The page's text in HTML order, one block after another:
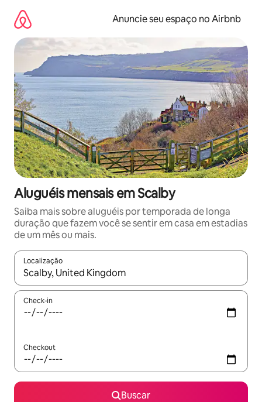
para
conteúdo
Anuncie seu espaço no Airbnb
Aluguéis mensais em Scalby
Saiba mais sobre aluguéis por temporada de longa
duração que fazem você se sentir em casa em estadias
de um mês ou mais.
Localização
Quando os resultados estiverem disponíveis, explore-os
Check-in
Checkout
Buscar